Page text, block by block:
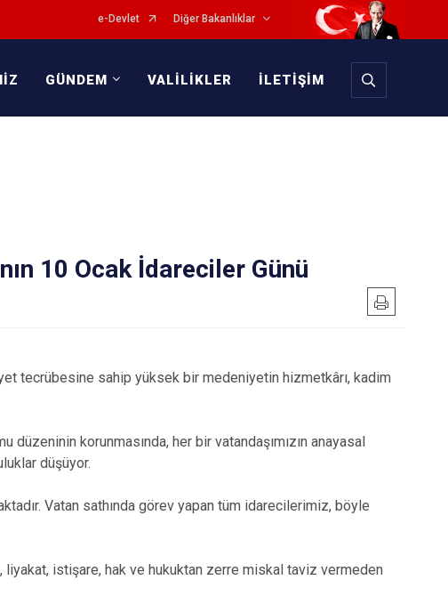
e-Devlet Diğer Bakanlıklar
GÜNDEM VALİLİKLER İLETİŞİM
10 Ocak İdareciler Günü
tecrübesine sahip yüksek bir medeniyetin hizmetkârı, kadim
korunmasında, her bir vatandaşımızın anayasal
düşüyor.
Vatan sathında görev yapan tüm idarecilerimiz, böyle
istişare, hak ve hukuktan zerre miskal taviz vermeden